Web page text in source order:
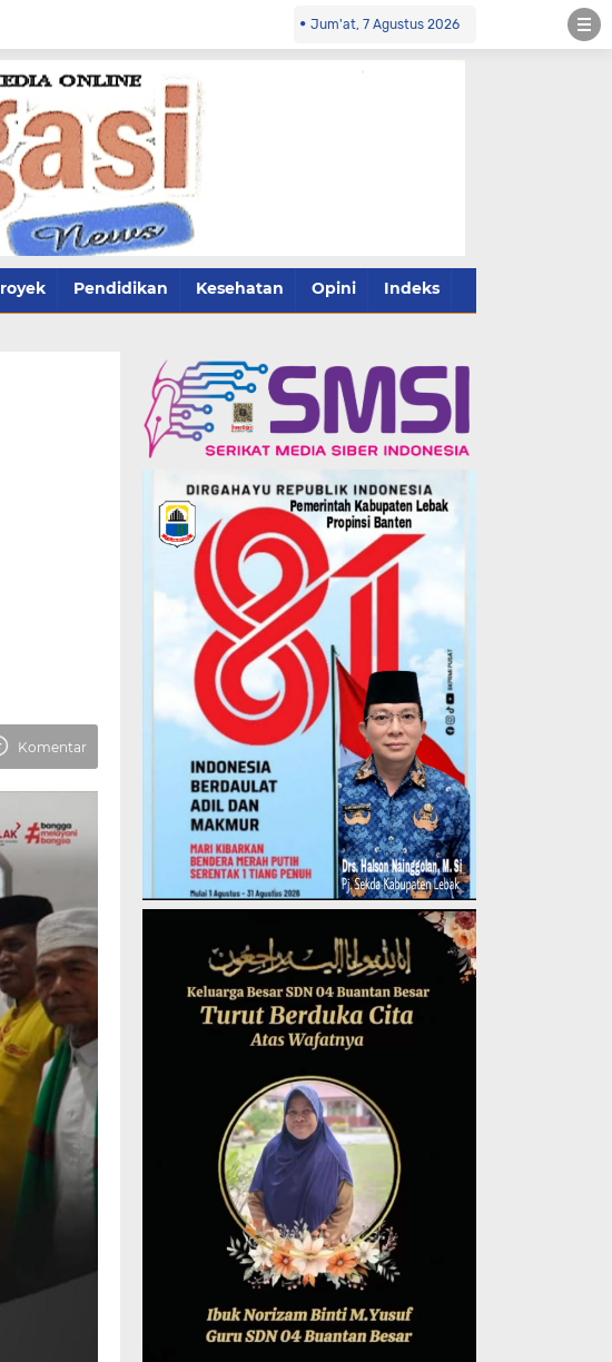
Jum'at, 7 Agustus 2026
Pendidikan Kesehatan Opini Indeks
Komentar